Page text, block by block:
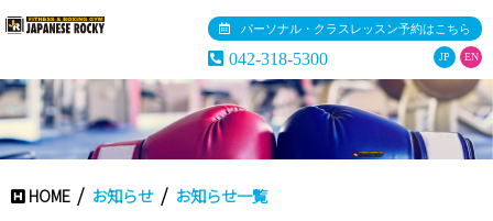
パーソナル・クラスレッスン予約はこちら
042-318-5300 JP EN
HOME お知らせ お知らせ一覧